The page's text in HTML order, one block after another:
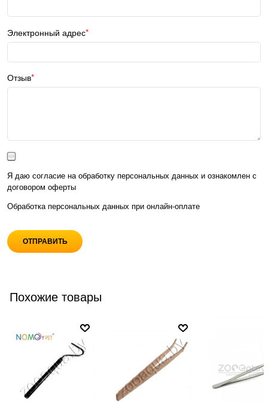
Электронный адрес
Отзыв
Я даю согласие на обработку персональных данных и ознакомлен с
договором оферты
Обработка персональных данных при онлайн-оплате
Похожие товары